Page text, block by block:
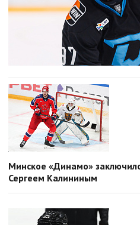
Минское «Динамо»
Сергеем Калининым